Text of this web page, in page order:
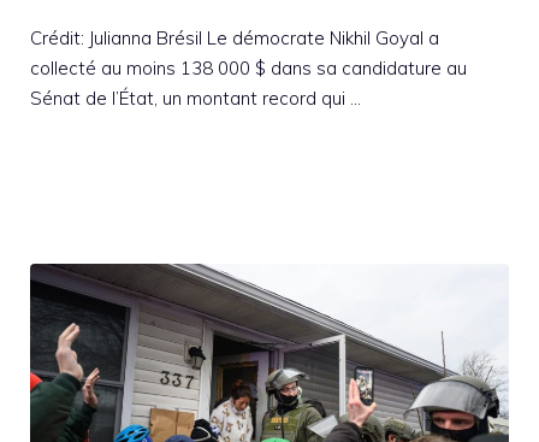
Crédit: Julianna Brésil Le démocrate Nikhil Goyal a
collecté au moins 138 000 $ dans sa candidature au
Sénat de l’État, un montant record qui …